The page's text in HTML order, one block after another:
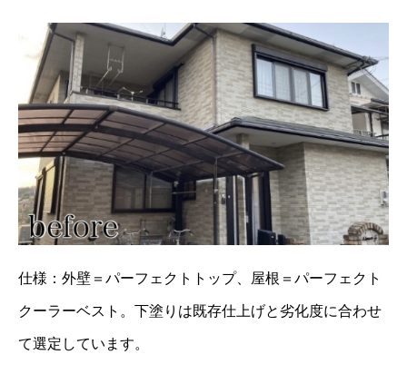
仕様：外壁＝パーフェクトトップ、屋根＝パーフェクト
クーラーベスト。下塗りは既存仕上げと劣化度に合わせ
て選定しています。